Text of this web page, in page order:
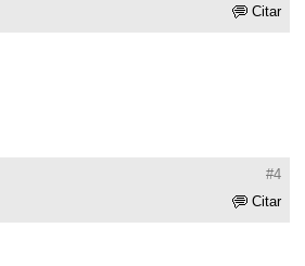
Citar
#4
Citar